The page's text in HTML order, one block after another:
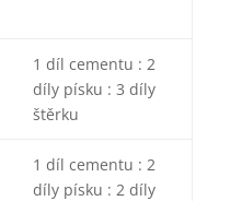
1 díl cementu : 2
díly písku : 3 díly
štěrku
1 díl cementu : 2
díly písku : 2 díly